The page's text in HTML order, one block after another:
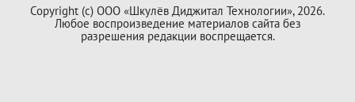
Copyright (с) ООО «Шкулёв Диджитал Технологии», 2026.
Любое воспроизведение материалов сайта без
разрешения редакции воспрещается.